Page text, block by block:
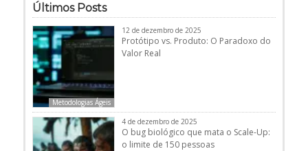
Últimos Posts
Metodologias Ágeis
12 de dezembro de 2025
Protótipo vs. Produto: O Paradoxo do
Valor Real
4 de dezembro de 2025
O bug biológico que mata o Scale-Up:
o limite de 150 pessoas